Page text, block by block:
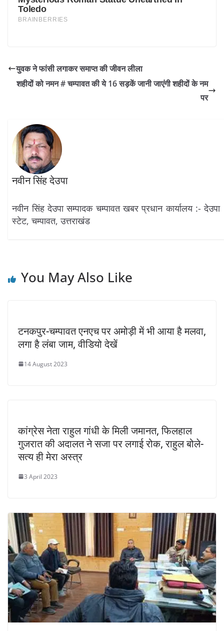
युवक ने फांसी लगाकर समाप्त की जीवन लीला
शहीदों को नमन # चम्पावत की ये 16 सड़कें जानी जाएंगी शहीदों के नम
पर
नवीन सिंह देउपा
नवीन सिंह देउपा सम्पादक चम्पावत खबर प्रधान कार्यालय :- देउपा
स्टेट, चम्पावत, उत्तराखंड
You May Also Like
टनकपुर-चम्पावत एनएच पर अमोड़ी में भी आया है मलवा,
लगा है लंबा जाम, वीडियो देखें
14 August 2023
कांग्रेस नेता राहुल गांधी के मिली जमानत, फिलहाल
गुजरात की अदालत ने सजा पर लगाई रोक, राहुल बोले-
सत्य ही मेरा अस्त्र
3 April 2023